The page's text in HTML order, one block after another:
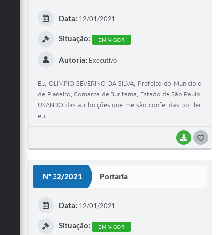
BAIXAR
Data: 12/01/2021
Situação: EM VIGOR
Autoria: Executivo
Eu, OLIMPIO SEVERINO DA SILVA, Prefeito do Município
de Planalto, Comarca de Buritama, Estado de São Paulo,
USANDO das atribuições que me são conferidas por lei,
etc.
Nº 32/2021 Portaria
Data: 12/01/2021
Situação: EM VIGOR